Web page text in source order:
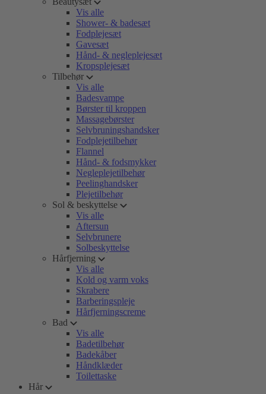
Vis alle
Shower- & badesæt
Fodplejesæt
Gavesæt
Hånd- & negleplejesæt
Kropsplejesæt
Tilbehør
Vis alle
Badesvampe
Børster til kroppen
Massagebørster
Selvbruningshandsker
Fodplejetilbehør
Flannel
Hånd- & fodsmykker
Negleplejetilbehør
Peelinghandsker
Plejetilbehør
Sol & beskyttelse
Vis alle
Aftersun
Selvbrunere
Solbeskyttelse
Hårfjerning
Vis alle
Kold og varm voks
Skrabere
Barberingspleje
Hårfjerningscreme
Bad
Vis alle
Badetilbehør
Badekåber
Håndklæder
Toilettaske
Hår